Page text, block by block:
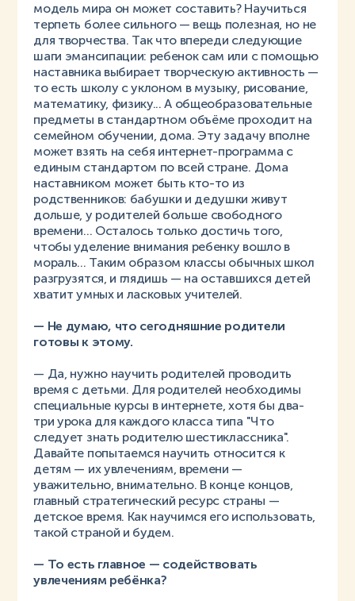
модель мира он может составить? Научиться
терпеть более сильного — вещь полезная, но не
для творчества. Так что впереди следующие
шаги эмансипации: ребенок сам или с помощью
наставника выбирает творческую активность —
то есть школу с уклоном в музыку, рисование,
математику, физику... А общеобразовательные
предметы в стандартном объёме проходит на
семейном обучении, дома. Эту задачу вполне
может взять на себя интернет-программа с
единым стандартом по всей стране. Дома
наставником может быть кто-то из
родственников: бабушки и дедушки живут
дольше, у родителей больше свободного
времени... Осталось только достичь того,
чтобы уделение внимания ребенку вошло в
мораль... Таким образом классы обычных школ
разгрузятся, и глядишь — на оставшихся детей
хватит умных и ласковых учителей.
— Не думаю, что сегодняшние родители
готовы к этому.
— Да, нужно научить родителей проводить
время с детьми. Для родителей необходимы
специальные курсы в интернете, хотя бы два-
три урока для каждого класса типа "Что
следует знать родителю шестиклассника".
Давайте попытаемся научить относится к
детям — их увлечениям, времени —
уважительно, внимательно. В конце концов,
главный стратегический ресурс страны —
детское время. Как научимся его использовать,
такой страной и будем.
— То есть главное — содействовать
увлечениям ребёнка?